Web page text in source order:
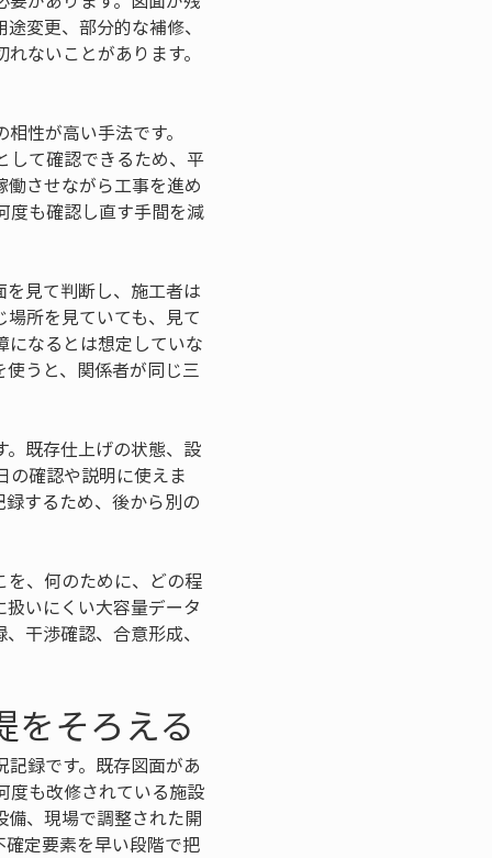
変更、部分的な補修、
ないことがあります。
性が高い手法です。
して確認できるため、平
させながら工事を進め
度も確認し直す手間を減
見て判断し、施工者は
所を見ていても、見て
になるとは想定していな
うと、関係者が同じ三
既存仕上げの状態、設
の確認や説明に使えま
するため、後から別の
を、何のために、どの程
いにくい大容量データ
干渉確認、合意形成、
をそろえる
録です。既存図面があ
度も改修されている施設
、現場で調整された開
定要素を早い段階で把